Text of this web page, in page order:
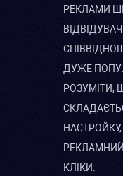
РЕКЛАМИ
ДУЖЕ
НАСТРОЙКУ,
РЕКЛАМНИЙ
КЛІКИ.